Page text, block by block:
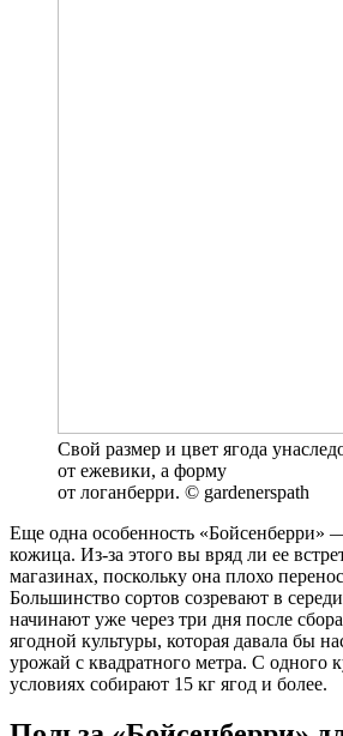
Свой размер и цвет ягода
от ежевики, а форму
от логанберри. © gardenerspath
Еще одна особенность «Бойсенберри»
кожица. Из-за этого вы вряд ли ее
магазинах, поскольку она плохо
Большинство сортов созревают в
начинают уже через три дня после
ягодной культуры, которая давала бы
урожай с квадратного метра. С одного
условиях собирают 15 кг ягод и более.